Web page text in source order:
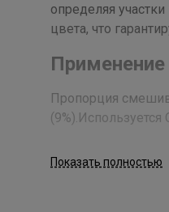
определяя
цвета, что
Применение
Пропорция
Состав
Показать полностью